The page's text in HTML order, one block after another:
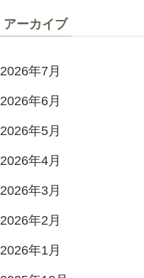
アーカイブ
2026年7月
2026年6月
2026年5月
2026年4月
2026年3月
2026年2月
2026年1月